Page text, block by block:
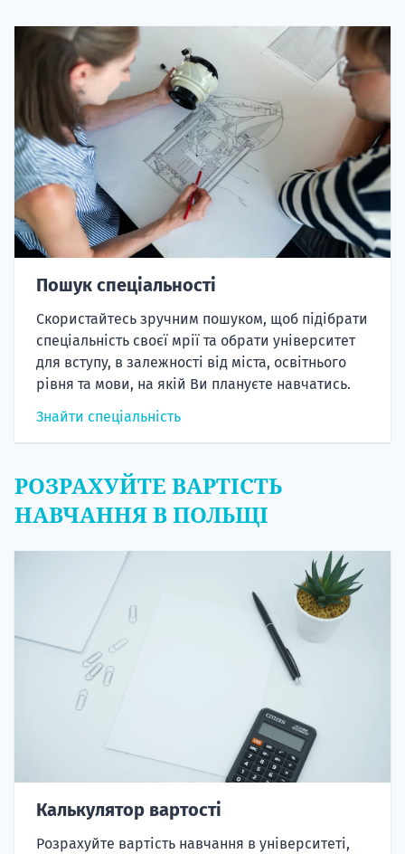
Пошук спеціальності
Скористайтесь зручним пошуком, щоб підібрати
спеціальність своєї мрії та обрати університет
для вступу, в залежності від міста, освітнього
рівня та мови, на якій Ви плануєте навчатись.
Знайти спеціальність
РОЗРАХУЙТЕ ВАРТІСТЬ
НАВЧАННЯ В ПОЛЬЩІ
Калькулятор вартості
Розрахуйте вартість навчання в університеті,